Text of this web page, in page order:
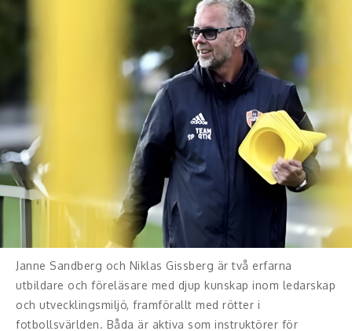
Janne Sandberg och Niklas Gissberg är två erfarna
utbildare och föreläsare med djup kunskap inom ledarskap
och utvecklingsmiljö, framförallt med rötter i
fotbollsvärlden. Båda är aktiva som instruktörer för